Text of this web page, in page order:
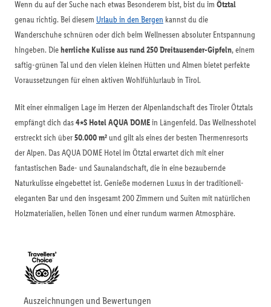
Wenn du auf der Suche nach etwas Besonderem bist, bist du im Ötztal
genau richtig. Bei diesem Urlaub in den Bergen kannst du die
Wanderschuhe schnüren oder dich beim Wellnessen absoluter Entspannung
hingeben. Dieherrliche Kulisse aus rund 250 Dreitausender-Gipfeln, einem
saftig-grünen Tal und den vielen kleinen Hütten und Almen bietet perfekte
Voraussetzungen für einen aktiven Wohlfühlurlaub in Tirol.
Mit einer einmaligen Lage im Herzen der Alpenlandschaft des Tiroler Ötztals
empfängt dich das4⭑S Hotel AQUA DOMEin Längenfeld. Das Wellnesshotel
erstreckt sich über50.000 m² und gilt als eines der besten Thermenresorts
der Alpen. Das AQUA DOME Hotel im Ötztal erwartet dich mit einer
fantastischen Bade- und Saunalandschaft, die in eine bezaubernde
Naturkulisse eingebettet ist. Genieße modernen Luxus in der traditionell-
eleganten Bar und den insgesamt 200 Zimmern und Suiten mit natürlichen
Holzmaterialien, hellen Tönen und einer rundum warmen Atmosphäre.
Auszeichnungen und Bewertungen